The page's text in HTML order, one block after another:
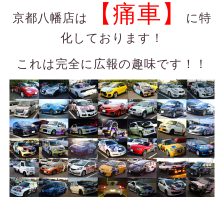
京都八幡店は 【痛車】
に特
化しております！
これは完全に広報の趣味です！！